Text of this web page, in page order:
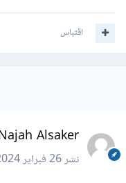
اقتباس
Najah Alsaker
نشر26 فبراير 2024